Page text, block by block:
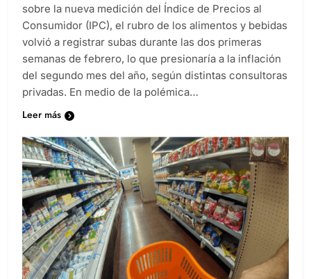
sobre la nueva medición del Índice de Precios al
Consumidor (IPC), el rubro de los alimentos y bebidas
volvió a registrar subas durante las dos primeras
semanas de febrero, lo que presionaría a la inflación
del segundo mes del año, según distintas consultoras
privadas. En medio de la polémica…
Leer más